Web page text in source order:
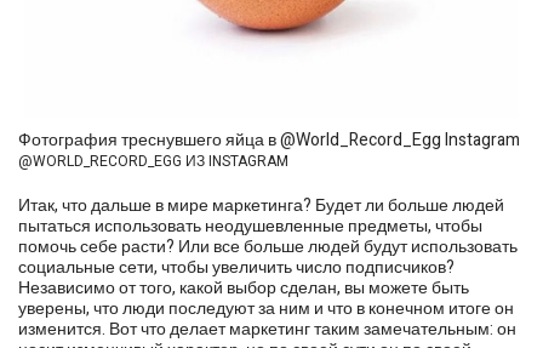
Фотография треснувшего яйца в @World_Record_Egg Instagram
@WORLD_RECORD_EGG ИЗ INSTAGRAM
Итак, что дальше в мире маркетинга? Будет ли больше людей
пытаться использовать неодушевленные предметы, чтобы
помочь себе расти? Или все больше людей будут использовать
социальные сети, чтобы увеличить число подписчиков?
Независимо от того, какой выбор сделан, вы можете быть
уверены, что люди последуют за ним и что в конечном итоге он
изменится. Вот что делает маркетинг таким замечательным: он